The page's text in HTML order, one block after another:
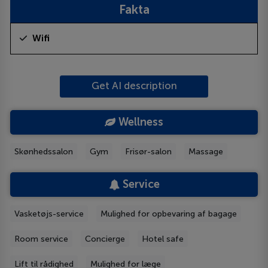
Fakta
Wifi
Get AI description
Wellness
Skønhedssalon Gym Frisør-salon Massage
Service
Vasketøjs-service Mulighed for opbevaring af bagage
Room service Concierge Hotel safe
Lift til rådighed Mulighed for læge